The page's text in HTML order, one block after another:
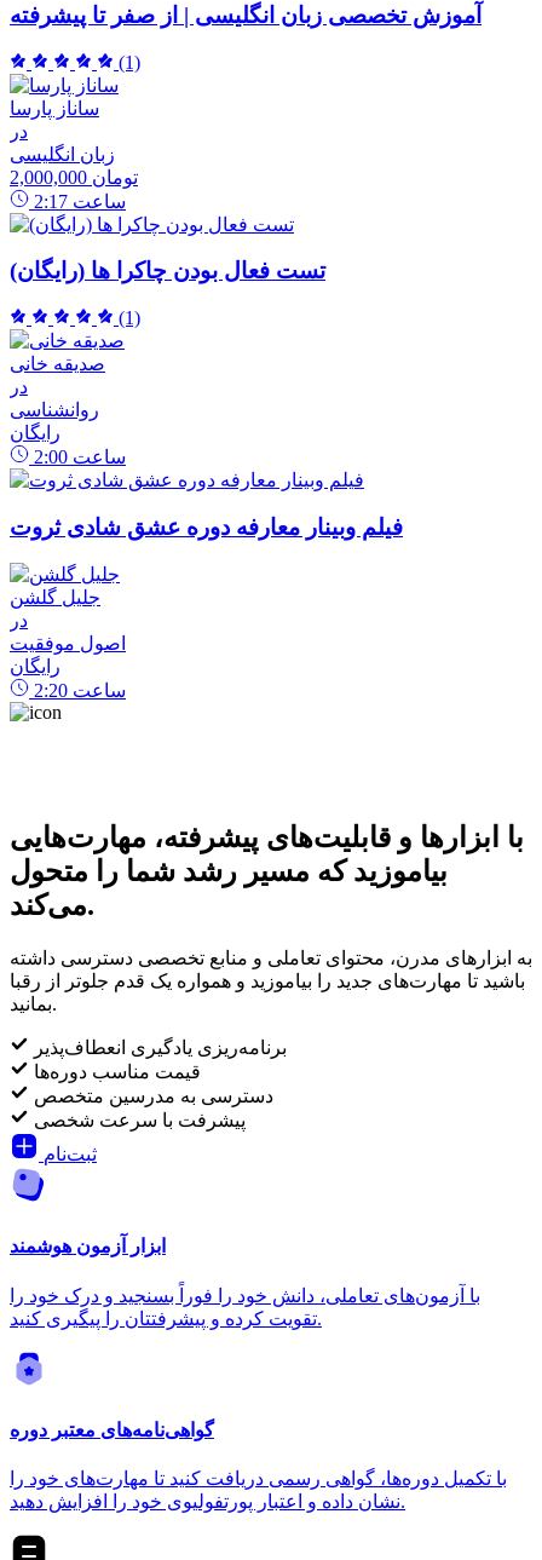
آموزش تخصصی زبان انگلیسی | از صفر تا پیشرفته
(1)
ساناز پارسا
در
زبان انگلیسی
2,000,000 تومان
2:17 ساعت
تست فعال بودن چاکرا ها (رایگان)
(1)
صدیقه خانی
در
روانشناسی
رایگان
2:00 ساعت
فیلم وبینار معارفه دوره عشق شادی ثروت
جلیل گلشن
در
اصول موفقیت
رایگان
2:20 ساعت
با ابزارها و قابلیت‌های پیشرفته، مهارت‌هایی
بیاموزید که مسیر رشد شما را متحول
می‌کند.
به ابزارهای مدرن، محتوای تعاملی و منابع تخصصی دسترسی داشته
باشید تا مهارت‌های جدید را بیاموزید و همواره یک قدم جلوتر از رقبا
بمانید.
برنامه‌ریزی یادگیری انعطاف‌پذیر
قیمت مناسب دوره‌ها
دسترسی به مدرسین متخصص
پیشرفت با سرعت شخصی
ثبت‌نام
ابزار آزمون هوشمند
با آزمون‌های تعاملی، دانش خود را فوراً بسنجید و درک خود را
تقویت کرده و پیشرفتتان را پیگیری کنید.
گواهی‌نامه‌های معتبر دوره
با تکمیل دوره‌ها، گواهی رسمی دریافت کنید تا مهارت‌های خود را
نشان داده و اعتبار پورتفولیوی خود را افزایش دهید.